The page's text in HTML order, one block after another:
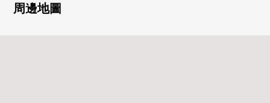
・約18張塌塌米LDK面向東南的，并且通風明亮地良好
周邊地圖